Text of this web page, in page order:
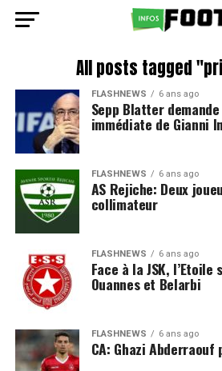
All posts tagged
FLASHNEWS 6 ans ago
Sepp Blatter
immédiate de Gianni
FLASHNEWS 6 ans ago
AS Rejiche: Deux
collimateur
FLASHNEWS 6 ans ago
Face à la JSK, l’Etoile
Ouannes et Belarbi
FLASHNEWS 6 ans ago
CA: Ghazi